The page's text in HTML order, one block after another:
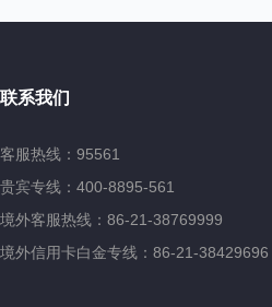
联系我们
客服热线：95561
贵宾专线：400-8895-561
境外客服热线：86-21-38769999
境外信用卡白金专线：86-21-38429696